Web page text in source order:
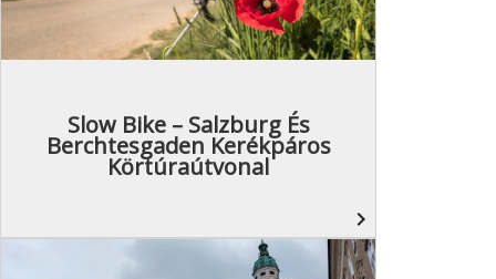
Slow Bike – Salzburg És
Berchtesgaden Kerékpáros
Körtúraútvonal
navigate_next